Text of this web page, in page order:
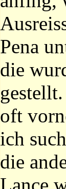
Pena
die
oft
ich
die
Lance